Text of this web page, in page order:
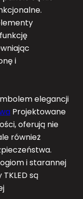
i
elegancji
Projektowane
oferują nie
również
i starannej
są